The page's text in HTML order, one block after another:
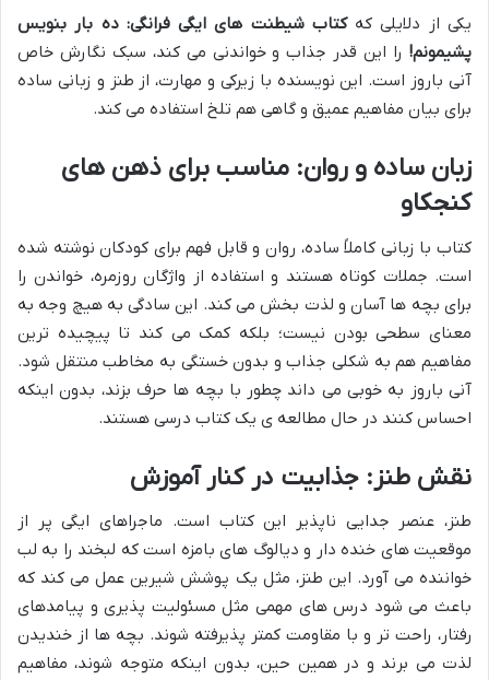
یکی از دلایلی کهکتاب شیطنت های ایگی فرانگی: ده بار بنویس
پشیمونم! را این قدر جذاب و خواندنی می کند، سبک نگارش خاص
آنی باروز است. این نویسنده با زیرکی و مهارت، از طنز و زبانی ساده
برای بیان مفاهیم عمیق و گاهی هم تلخ استفاده می کند.
زبان ساده و روان: مناسب برای ذهن های
کنجکاو
کتاب با زبانی کاملاً ساده، روان و قابل فهم برای کودکان نوشته شده
است. جملات کوتاه هستند و استفاده از واژگان روزمره، خواندن را
برای بچه ها آسان و لذت بخش می کند. این سادگی به هیچ وجه به
معنای سطحی بودن نیست؛ بلکه کمک می کند تا پیچیده ترین
مفاهیم هم به شکلی جذاب و بدون خستگی به مخاطب منتقل شود.
آنی باروز به خوبی می داند چطور با بچه ها حرف بزند، بدون اینکه
احساس کنند در حال مطالعه ی یک کتاب درسی هستند.
نقش طنز: جذابیت در کنار آموزش
طنز، عنصر جدایی ناپذیر این کتاب است. ماجراهای ایگی پر از
موقعیت های خنده دار و دیالوگ های بامزه است که لبخند را به لب
خواننده می آورد. این طنز، مثل یک پوشش شیرین عمل می کند که
باعث می شود درس های مهمی مثل مسئولیت پذیری و پیامدهای
رفتار، راحت تر و با مقاومت کمتر پذیرفته شوند. بچه ها از خندیدن
لذت می برند و در همین حین، بدون اینکه متوجه شوند، مفاهیم